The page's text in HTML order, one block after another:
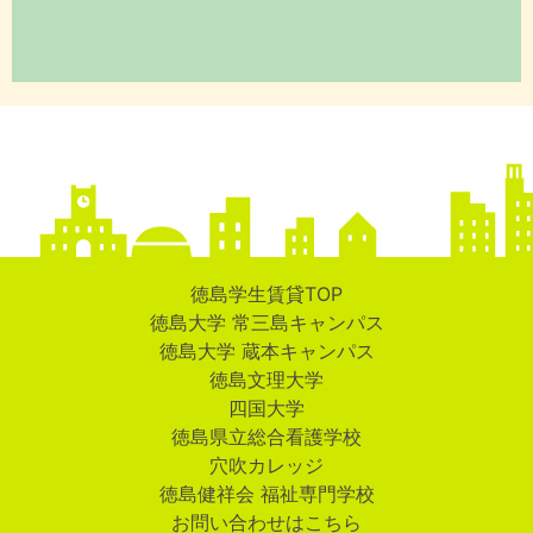
徳島学生賃貸TOP
徳島大学 常三島キャンパス
徳島大学 蔵本キャンパス
徳島文理大学
四国大学
徳島県立総合看護学校
穴吹カレッジ
徳島健祥会 福祉専門学校
お問い合わせはこちら